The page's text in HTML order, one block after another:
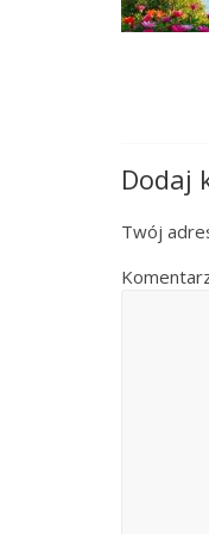
Dodaj
Twój